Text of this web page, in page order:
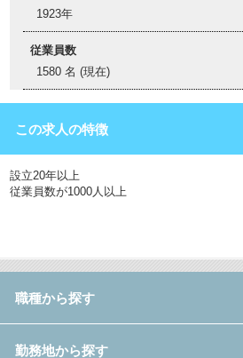
1923年
従業員数
1580 名 (現在)
この求人の特徴
設立20年以上
従業員数が1000人以上
職種から探す
勤務地から探す